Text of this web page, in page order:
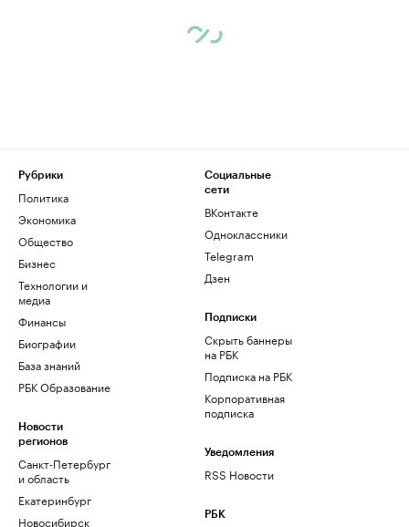
Рубрики
Политика
Экономика
Общество
Бизнес
Технологии и
медиа
Финансы
Биографии
База знаний
РБК Образование
Новости
регионов
Санкт-Петербург
и область
Екатеринбург
Новосибирск
Социальные
сети
ВКонтакте
Одноклассники
Telegram
Дзен
Подписки
Скрыть баннеры
на РБК
Подписка на РБК
Корпоративная
подписка
Уведомления
RSS Новости
РБК